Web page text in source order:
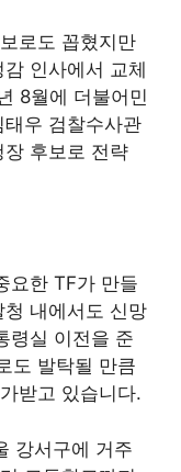
로도 꼽혔지만
인사에서 교체
8월에 더불어민
우 검찰수사관
후보로 전략
요한 TF가 만들
내에서도 신망
령실 이전을 준
도 발탁될 만큼
받고 있습니다.
강서구에 거주